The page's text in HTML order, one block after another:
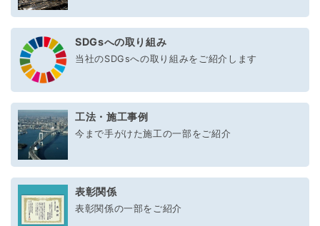
SDGsへの取り組み
当社のSDGsへの取り組みをご紹介します
工法・施工事例
今まで手がけた施工の一部をご紹介
表彰関係
表彰関係の一部をご紹介